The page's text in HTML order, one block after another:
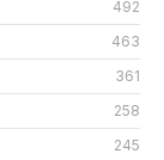
492
463
361
258
245